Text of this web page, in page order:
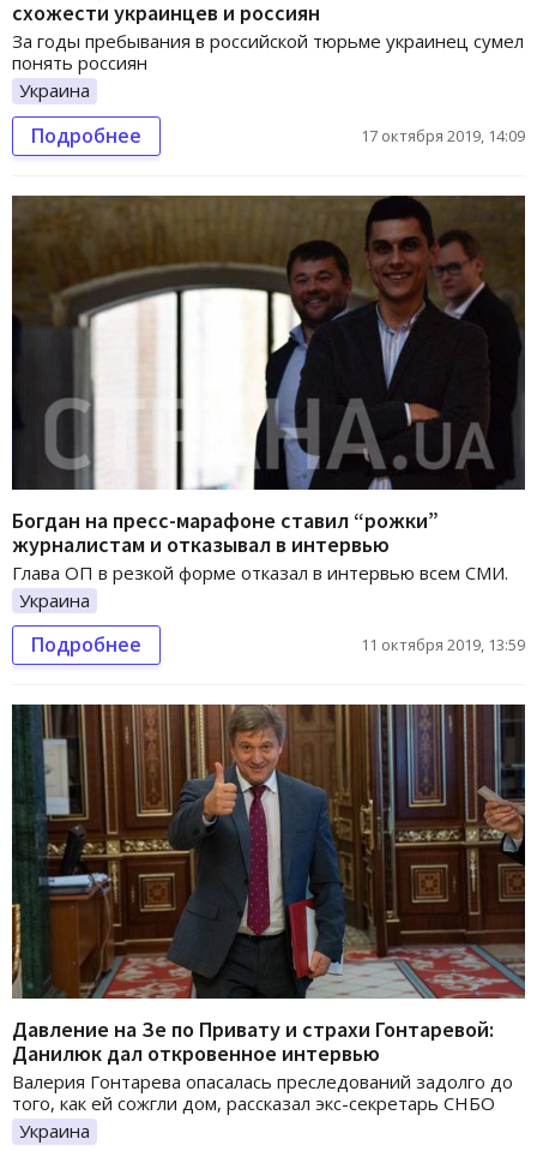
схожести украинцев и россиян
За годы пребывания в российской тюрьме украинец сумел
понять россиян
Украина
Подробнее 17 октября 2019, 14:09
Богдан на пресс-марафоне ставил “рожки”
журналистам и отказывал в интервью
Глава ОП в резкой форме отказал в интервью всем СМИ.
Украина
Подробнее 11 октября 2019, 13:59
Давление на Зе по Привату и страхи Гонтаревой:
Данилюк дал откровенное интервью
Валерия Гонтарева опасалась преследований задолго до
того, как ей сожгли дом, рассказал экс-секретарь СНБО
Украина